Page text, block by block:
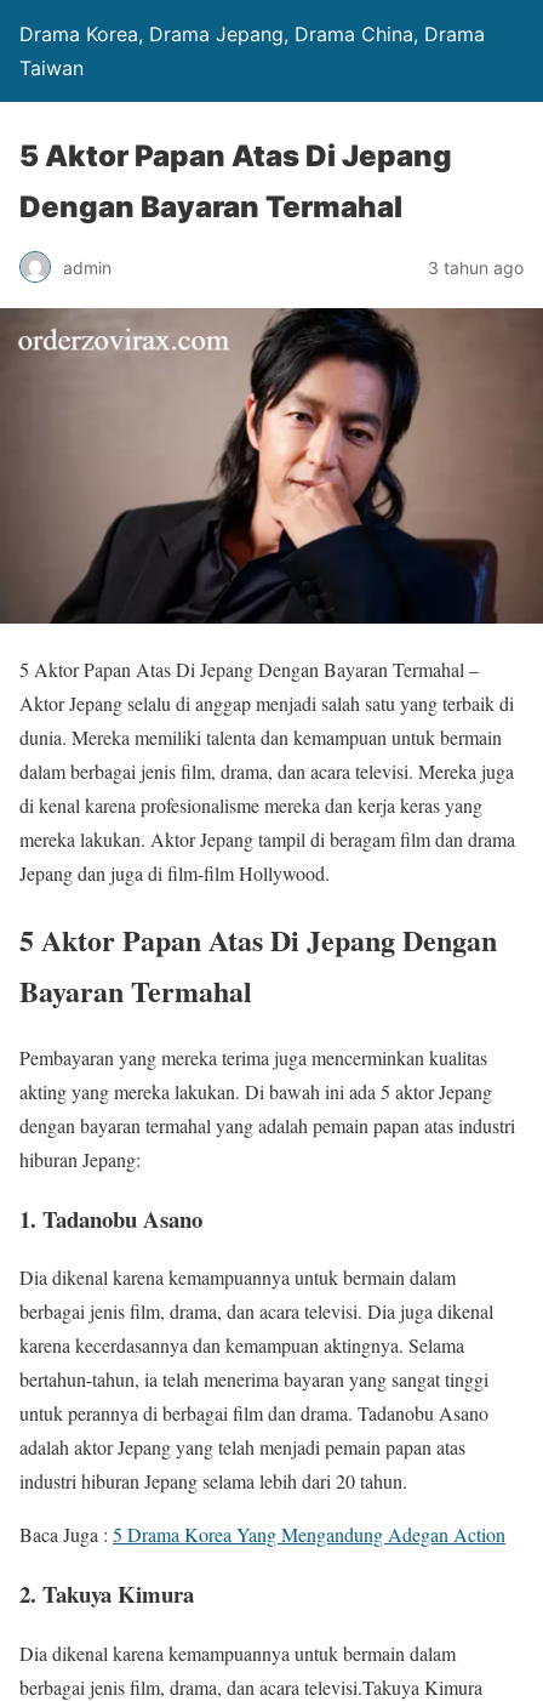
Drama Korea, Drama Jepang, Drama China, Drama
Taiwan
5 Aktor Papan Atas Di Jepang
Dengan Bayaran Termahal
admin 3 tahun ago
5 Aktor Papan Atas Di Jepang Dengan Bayaran Termahal –
Aktor Jepang selalu di anggap menjadi salah satu yang terbaik di
dunia. Mereka memiliki talenta dan kemampuan untuk bermain
dalam berbagai jenis film, drama, dan acara televisi. Mereka juga
di kenal karena profesionalisme mereka dan kerja keras yang
mereka lakukan. Aktor Jepang tampil di beragam film dan drama
Jepang dan juga di film-film Hollywood.
5 Aktor Papan Atas Di Jepang Dengan
Bayaran Termahal
Pembayaran yang mereka terima juga mencerminkan kualitas
akting yang mereka lakukan. Di bawah ini ada 5 aktor Jepang
dengan bayaran termahal yang adalah pemain papan atas industri
hiburan Jepang:
1. Tadanobu Asano
Dia dikenal karena kemampuannya untuk bermain dalam
berbagai jenis film, drama, dan acara televisi. Dia juga dikenal
karena kecerdasannya dan kemampuan aktingnya. Selama
bertahun-tahun, ia telah menerima bayaran yang sangat tinggi
untuk perannya di berbagai film dan drama. Tadanobu Asano
adalah aktor Jepang yang telah menjadi pemain papan atas
industri hiburan Jepang selama lebih dari 20 tahun.
Baca Juga : 5 Drama Korea Yang Mengandung Adegan Action
2. Takuya Kimura
Dia dikenal karena kemampuannya untuk bermain dalam
berbagai jenis film, drama, dan acara televisi.Takuya Kimura